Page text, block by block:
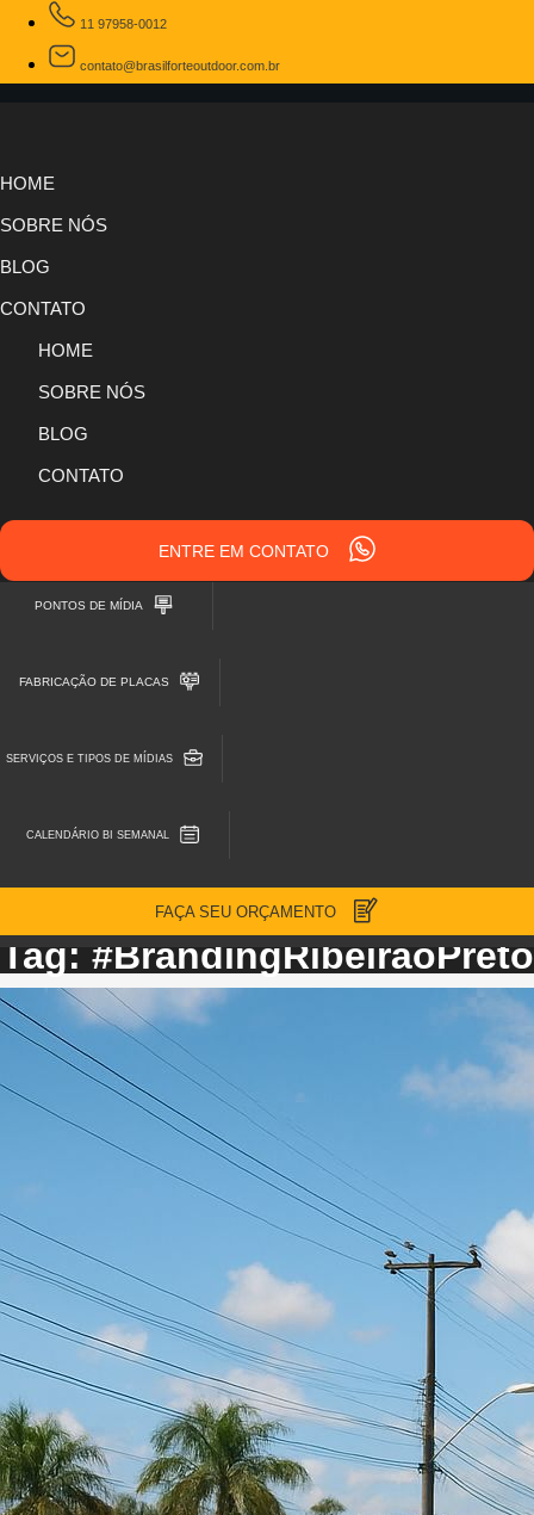
11 97958-0012
contato@brasilforteoutdoor.com.br
HOME
SOBRE NÓS
BLOG
CONTATO
HOME
SOBRE NÓS
BLOG
CONTATO
ENTRE EM CONTATO
PONTOS DE MÍDIA
FABRICAÇÃO DE PLACAS
SERVIÇOS E TIPOS DE MÍDIAS
CALENDÁRIO BI SEMANAL
FAÇA SEU ORÇAMENTO
Tag: #BrandingRibeirãoPreto